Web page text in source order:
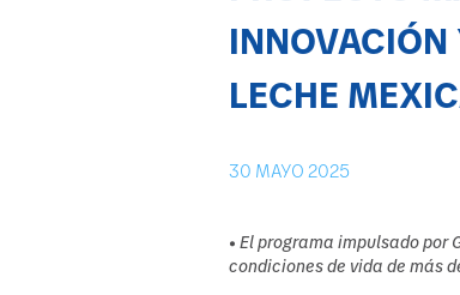
LECHE
30 MAYO 2025
• El programa impulsado por
condiciones de vida de más